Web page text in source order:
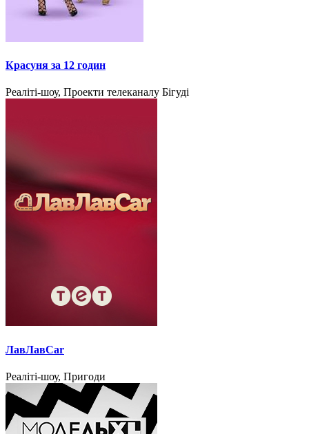
Красуня за 12 годин
Реаліті-шоу, Проекти телеканалу Бігуді
ЛавЛавCar
Реаліті-шоу, Пригоди